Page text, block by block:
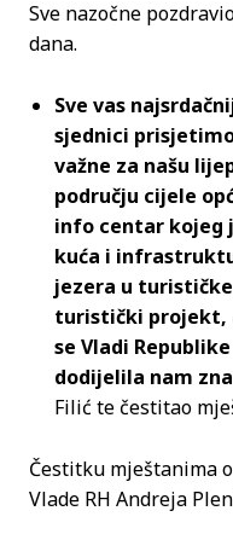
Sve nazočne
dana.
Sve vas
sjednici
važne za našu
području cijele
info centar kojeg
kuća i
jezera u
turistički projekt,
se Vladi
dodijelila nam
Filić te čestitao
Čestitku mještanima
Vlade RH Andreja